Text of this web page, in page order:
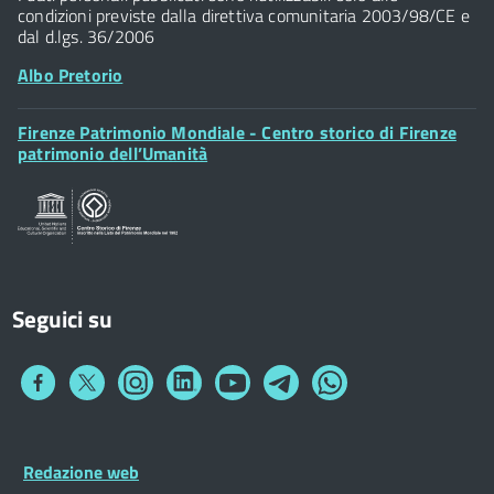
Posta Elettronica Certificata
condizioni previste dalla direttiva comunitaria 2003/98/CE e
dal d.lgs. 36/2006
Albo Pretorio
Footer
Widget
Firenze Patrimonio Mondiale - Centro storico di Firenze
patrimonio dell’Umanità
Seguici su
Collegamento
Collegamento
a
Collegamento
a
Collegamento
a
Collegamento
a
Collegamento
a
Collegamento
a
Widget
Footer
Redazione web